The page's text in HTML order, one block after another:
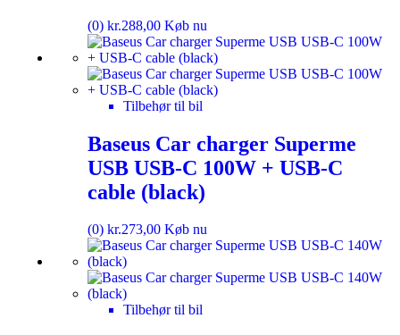
(0) kr.288,00 Køb nu
Tilbehør til bil
Baseus Car charger Superme
USB USB-C 100W + USB-C
cable (black)
(0) kr.273,00 Køb nu
Tilbehør til bil